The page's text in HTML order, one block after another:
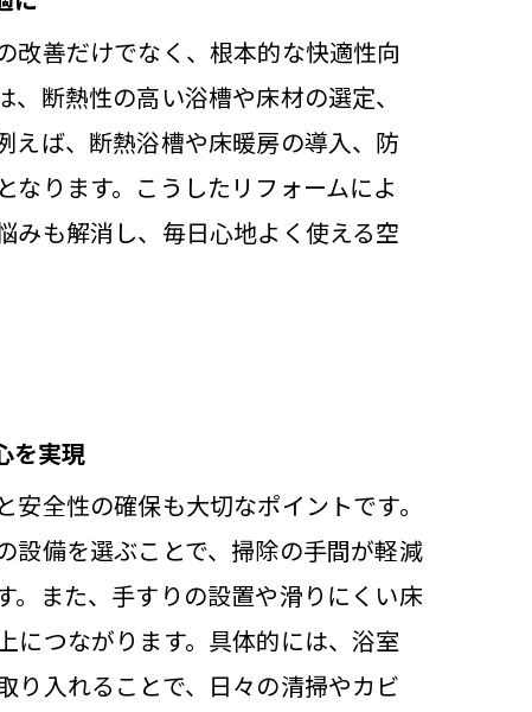
用法
改善だけでなく、根本的な快適性向
断熱性の高い浴槽や床材の選定、
えば、断熱浴槽や床暖房の導入、防
なります。こうしたリフォームによ
みも解消し、毎日心地よく使える空
を実現
全性の確保も大切なポイントです。
設備を選ぶことで、掃除の手間が軽減
。また、手すりの設置や滑りにくい床
につながります。具体的には、浴室
り入れることで、日々の清掃やカビ